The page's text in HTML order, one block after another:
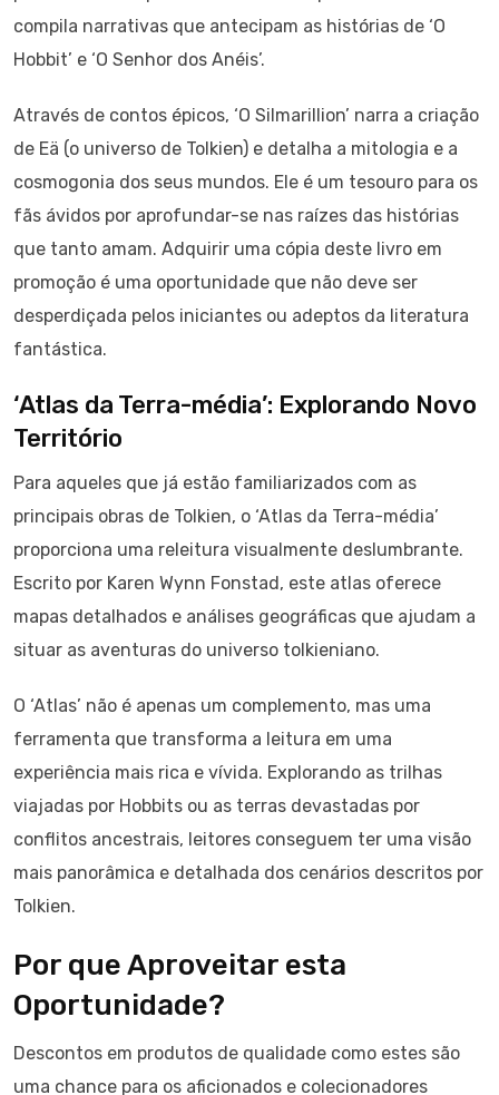
compila narrativas que antecipam as histórias de ‘O
Hobbit’ e ‘O Senhor dos Anéis’.
Através de contos épicos, ‘O Silmarillion’ narra a criação
de Eä (o universo de Tolkien) e detalha a mitologia e a
cosmogonia dos seus mundos. Ele é um tesouro para os
fãs ávidos por aprofundar-se nas raízes das histórias
que tanto amam. Adquirir uma cópia deste livro em
promoção é uma oportunidade que não deve ser
desperdiçada pelos iniciantes ou adeptos da literatura
fantástica.
‘Atlas da Terra-média’: Explorando Novo
Território
Para aqueles que já estão familiarizados com as
principais obras de Tolkien, o ‘Atlas da Terra-média’
proporciona uma releitura visualmente deslumbrante.
Escrito por Karen Wynn Fonstad, este atlas oferece
mapas detalhados e análises geográficas que ajudam a
situar as aventuras do universo tolkieniano.
O ‘Atlas’ não é apenas um complemento, mas uma
ferramenta que transforma a leitura em uma
experiência mais rica e vívida. Explorando as trilhas
viajadas por Hobbits ou as terras devastadas por
conflitos ancestrais, leitores conseguem ter uma visão
mais panorâmica e detalhada dos cenários descritos por
Tolkien.
Por que Aproveitar esta
Oportunidade?
Descontos em produtos de qualidade como estes são
uma chance para os aficionados e colecionadores